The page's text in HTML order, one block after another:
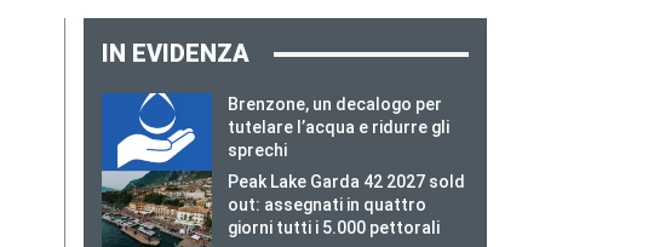
IN EVIDENZA
Brenzone, un decalogo per
tutelare l’acqua e ridurre gli
sprechi
Peak Lake Garda 42 2027 sold
out: assegnati in quattro
giorni tutti i 5.000 pettorali